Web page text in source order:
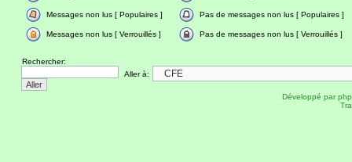
Messages non lus [ Populaires ] Pas de messages non lus [ Populaires ]
Messages non lus [ Verrouillés ] Pas de messages non lus [ Verrouillés ]
Rechercher:
Aller à:
Développé par